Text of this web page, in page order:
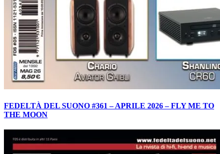
FEDELTÀ DEL SUONO #361 – APRILE 2026 – FLY ME TO
THE MOON